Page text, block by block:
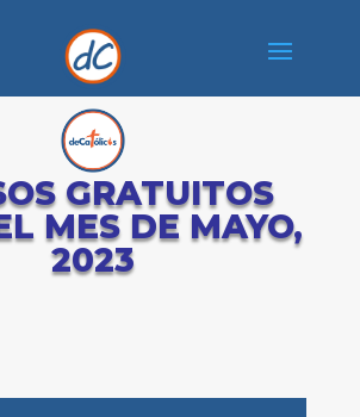
GRATUITOS
MES DE MAYO,
2023